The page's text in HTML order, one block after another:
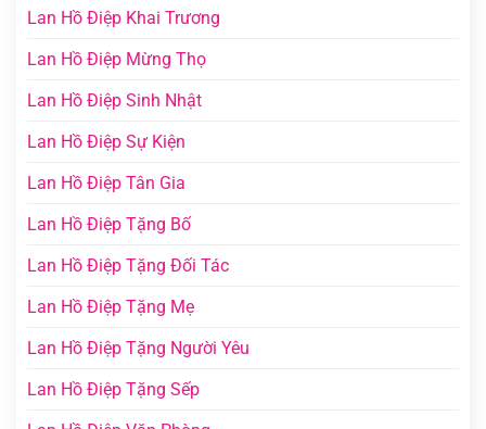
Lan Hồ Điệp Khai Trương
Lan Hồ Điệp Mừng Thọ
Lan Hồ Điệp Sinh Nhật
Lan Hồ Điệp Sự Kiện
Lan Hồ Điệp Tân Gia
Lan Hồ Điệp Tặng Bố
Lan Hồ Điệp Tặng Đối Tác
Lan Hồ Điệp Tặng Mẹ
Lan Hồ Điệp Tặng Người Yêu
Lan Hồ Điệp Tặng Sếp